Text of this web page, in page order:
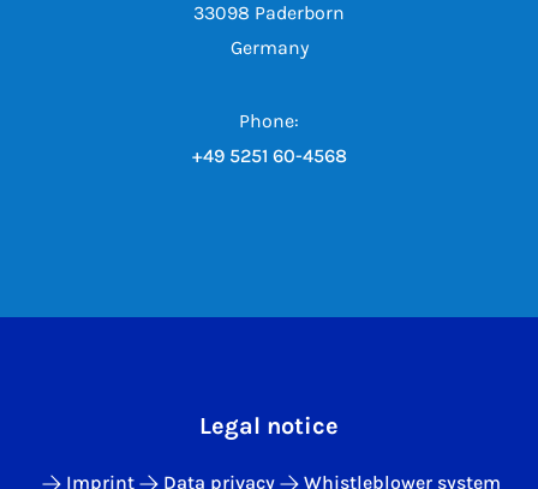
33098 Paderborn
Germany
Phone:
+49 5251 60-4568
Legal notice
Imprint Data privacy Whistleblower system